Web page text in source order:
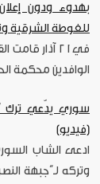
بهدوء ودون
للغوطة الشرقية وتشدد
في٢١ آذار
الوافدين محكمة الحصار على ٤٥٠
سوري يدّعي ترك
(فيديو)
ادعى الشاب
وتركه لـ”جبهة